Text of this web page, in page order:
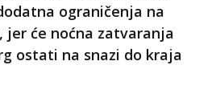
ograničenja na
će noćna zatvaranja
ostati na snazi do kraja